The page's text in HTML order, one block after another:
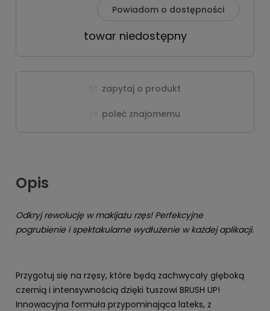
Powiadom o dostępności
towar niedostępny
zapytaj o produkt
poleć znajomemu
Opis
Odkryj rewolucję w makijażu rzęs! Perfekcyjne
pogrubienie i spektakularne wydłużenie w każdej aplikacji.
Przygotuj się na rzęsy, które będą zachwycały głęboką
czernią i intensywnością dzięki tuszowi BRUSH UP!
Innowacyjna formuła przypominająca lateks, z